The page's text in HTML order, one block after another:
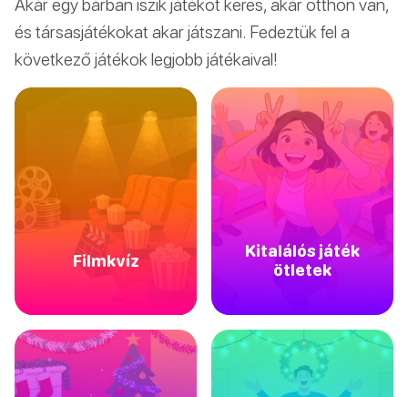
Akár egy bárban iszik játékot keres, akár otthon van,
és társasjátékokat akar játszani. Fedeztük fel a
következő játékok legjobb játékaival!
Filmkvíz
Kitalálós játék
ötletek